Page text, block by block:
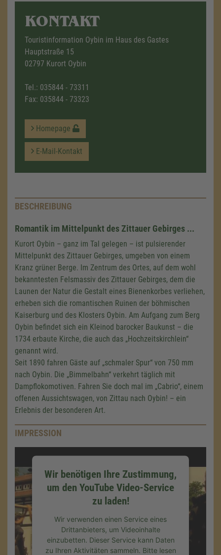
KONTAKT
Touristinformation Oybin im Haus des Gastes
Hauptstraße 15
02797 Kurort Oybin
Tel.: 035844 - 73311
Fax: 035844 - 73323
Homepage
E-Mail-Kontakt
BESCHREIBUNG
Romantik im Mittelpunkt des Zittauer Gebirges ...
Kurort Oybin – ganz im Tal gelegen – ist pulsierender
Mittelpunkt des Zittauer Gebirges, umgeben von einem
Kranz grüner Berge. Im Zentrum des Ortes, auf dem wohl
bekanntesten Felsmassiv des Zittauer Gebirges, dem die
Launen der Natur die Gestalt eines Bienenkorbes verliehen,
erheben sich die romantischen Ruinen der böhmischen
Kaiserburg und des Klosters Oybin. Am Aufgang zum Berg
Oybin befindet sich ein Kleinod barocker Baukunst – die
1734 erbaute Kirche, die auch das „Hochzeitskirchlein“
genannt wird.
Seit 1890 fahren Gäste auf „schmaler Spur“ von 750 mm
nach Oybin. Die „Bimmelbahn“ verkehrt täglich mit
Dampflokomotiven. Fahren Sie doch mal im „Cabrio“, einem
offenen Aussichtswagen, von Zittau nach Oybin! – ein
Erlebnis der besonderen Art.
IMPRESSION
Wir benötigen Ihre Zustimmung,
um den YouTube Video-Service
zu laden!
Wir verwenden einen Service eines
Drittanbieters, um Videoinhalte
einzubetten. Dieser Service kann Daten
zu Ihren Aktivitäten sammeln. Bitte lesen